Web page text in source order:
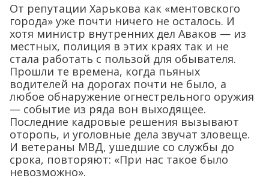
От репутации Харькова как «ментовского
города» уже почти ничего не осталось. И
хотя министр внутренних дел Аваков — из
местных, полиция в этих краях так и не
стала работать с пользой для обывателя.
Прошли те времена, когда пьяных
водителей на дорогах почти не было, а
любое обнаружение огнестрельного оружия
— событие из ряда вон выходящее.
Последние кадровые решения вызывают
оторопь, и уголовные дела звучат зловеще.
И ветераны МВД, ушедшие со службы до
срока, повторяют: «При нас такое было
невозможно».